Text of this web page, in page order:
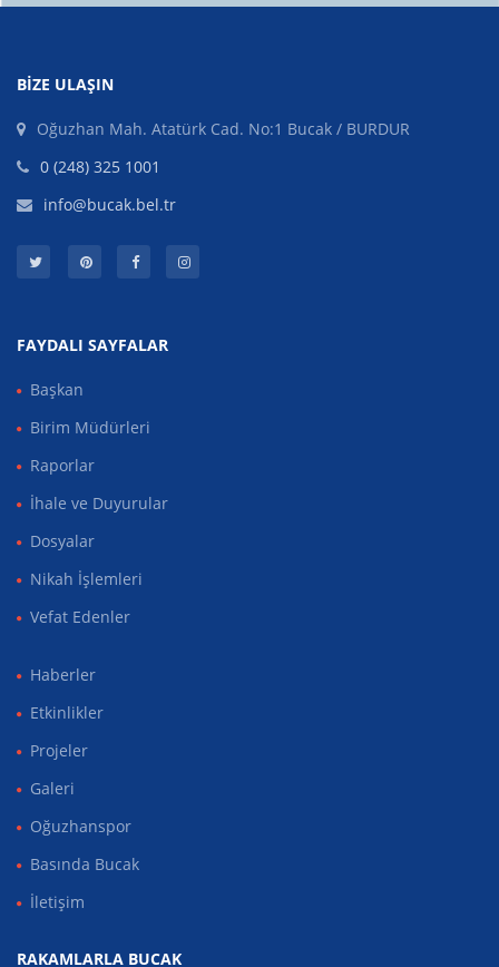
BIZE ULAŞIN
Oğuzhan Mah. Atatürk Cad. No:1 Bucak / BURDUR
0 (248) 325 1001
info@bucak.bel.tr
FAYDALI SAYFALAR
Başkan
Birim Müdürleri
Raporlar
İhale ve Duyurular
Dosyalar
Nikah İşlemleri
Vefat Edenler
Haberler
Etkinlikler
Projeler
Galeri
Oğuzhanspor
Basında Bucak
İletişim
RAKAMLARLA BUCAK